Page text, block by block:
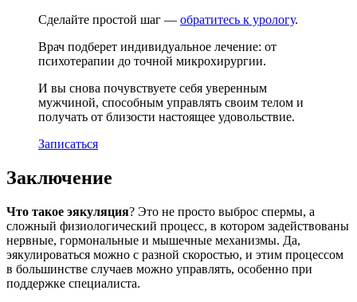
Сделайте простой шаг — обратитесь к урологу.
Врач подберет индивидуальное лечение: от
психотерапии до точной микрохирургии.
И вы снова почувствуете себя уверенным
мужчиной, способным управлять своим телом и
получать от близости настоящее удовольствие.
Записаться
Заключение
Что такое эякуляция? Это не просто выброс спермы, а
сложный физиологический процесс, в котором задействованы
нервные, гормональные и мышечные механизмы. Да,
эякулироваться можно с разной скоростью, и этим процессом
в большинстве случаев можно управлять, особенно при
поддержке специалиста.